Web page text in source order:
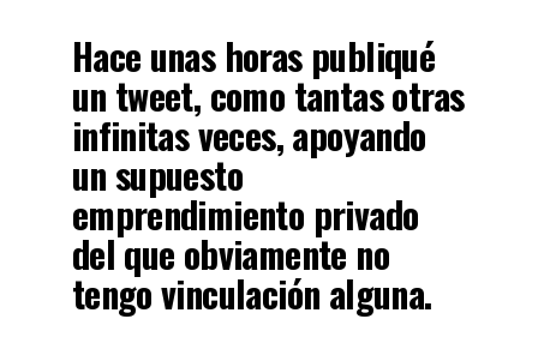
Hace unas horas publiqué
un tweet, como tantas otras
infinitas veces, apoyando
un supuesto
emprendimiento privado
del que obviamente no
tengo vinculación alguna.